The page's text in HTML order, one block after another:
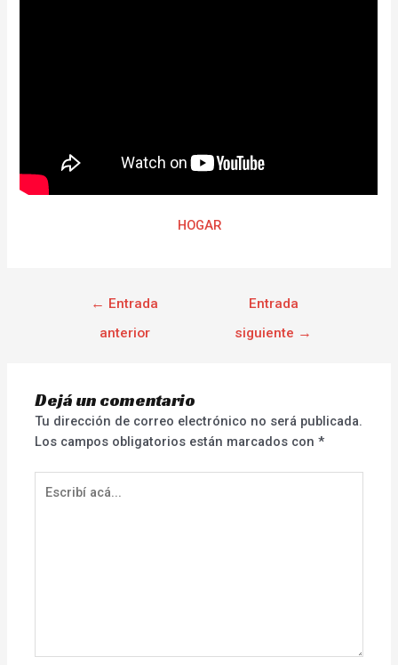
HOGAR
← Entrada
anterior
Entrada
siguiente →
Dejá un comentario
Tu dirección de correo electrónico no será publicada.
Los campos obligatorios están marcados con*
acá...